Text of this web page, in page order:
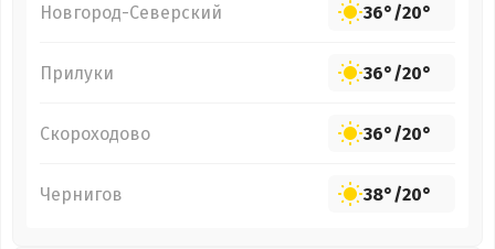
Новгород-Северский 36°/20°
Прилуки 36°/20°
Скороходово 36°/20°
Чернигов 38°/20°